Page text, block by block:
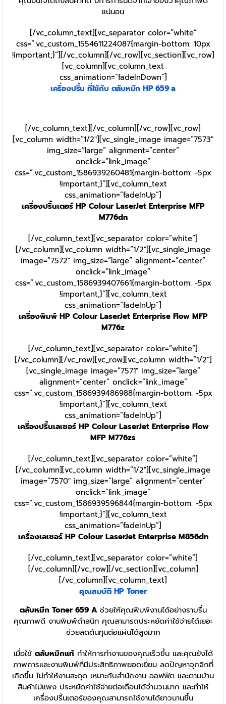
แน่นอน
[/vc_column_text][vc_separator color=”white”
css=”.vc_custom_1554611224087{margin-bottom: 10px
!important;}”][/vc_column][/vc_row][vc_section][vc_row]
[vc_column][vc_column_text
css_animation=”fadeInDown”]
เครื่องปริ้น ที่ใช้กับ ตลับหมึก HP 659 a
[/vc_column_text][/vc_column][/vc_row][vc_row]
[vc_column width=”1/2″][vc_single_image image=”7573″
img_size=”large” alignment=”center”
onclick=”link_image”
css=”.vc_custom_1586939260481{margin-bottom: -5px
!important;}”][vc_column_text
css_animation=”fadeInUp”]
เครื่องปริ้นเตอร์ HP Colour LaserJet Enterprise MFP
M776dn
[/vc_column_text][vc_separator color=”white”]
[/vc_column][vc_column width=”1/2″][vc_single_image
image=”7572″ img_size=”large” alignment=”center”
onclick=”link_image”
css=”.vc_custom_1586939407661{margin-bottom: -5px
!important;}”][vc_column_text
css_animation=”fadeInUp”]
เครื่องพิมพ์ HP Colour LaserJet Enterprise Flow MFP
M776z
[/vc_column_text][vc_separator color=”white”]
[/vc_column][/vc_row][vc_row][vc_column width=”1/2″]
[vc_single_image image=”7571″ img_size=”large”
alignment=”center” onclick=”link_image”
css=”.vc_custom_1586939486988{margin-bottom: -5px
!important;}”][vc_column_text
css_animation=”fadeInUp”]
เครื่องปริ้นเลเซอร์ HP Colour LaserJet Enterprise Flow
MFP M776zs
[/vc_column_text][vc_separator color=”white”]
[/vc_column][vc_column width=”1/2″][vc_single_image
image=”7570″ img_size=”large” alignment=”center”
onclick=”link_image”
css=”.vc_custom_1586939596844{margin-bottom: -5px
!important;}”][vc_column_text
css_animation=”fadeInUp”]
เครื่องเลเซอร์ HP Colour LaserJet Enterprise M856dn
[/vc_column_text][vc_separator color=”white”]
[/vc_column][/vc_row][/vc_section][vc_column]
[/vc_column][vc_column_text]
คุณสมบัติ HP Toner
ตลับหมึก Toner 659 A ช่วยให้คุณพิมพ์งานได้อย่างราบรื่น
คุณภาพดี งานพิมพ์ดำสนิท คุณสามารถประหยัดค่าใช้จ่ายได้เยอะ
ช่วยลดต้นทุนต่อแผ่นได้สูงมาก
เมื่อใช้ ตลับหมึกแท้ทำให้การทำงานของคุณเร็วขึ้น และคุณยังได้
ภาพการและงานพิมพ์ที่มีประสิทธิภาพยอดเยี่ยม ลดปัญหาจุกจิกที่
เกิดขึ้น ไม่ทำให้งานสะดุด เหมาะกับสำนักงาน ออฟฟิต และตามบ้าน
สินค้าไม่แพง ประหยัดค่าใช้จ่ายต่อเดือนได้จำนวนมาก และทำให้
เครื่องปริ้นเตอร์ของคุณสามารถใช้งานได้ยาวนานขึ้น